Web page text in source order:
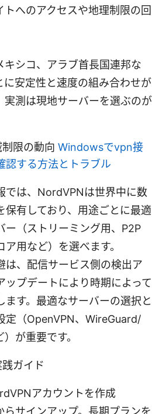
トへのアクセスや地理制限の回
キシコ、アラブ首長国連邦な
に安定性と速度の組み合わせが
実測は現地サーバーを選ぶのが
限の動向 Windowsでvpn接
認する方法とトラブル
では、NordVPNは世界中に数
保有しており、用途ごとに最適
ー（ストリーミング用、P2P
用など）を選べます。
は、配信サービス側の検出ア
ップデートにより時期によって
ます。最適なサーバーの選択と
定（OpenVPN、WireGuard/
が重要です。
ガイド
アカウントを作成
らサインアップ。長期プランを